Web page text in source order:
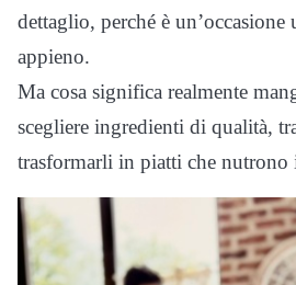
dettaglio, perché è un’occasione
appieno.
Ma cosa significa realmente
scegliere ingredienti di qualità,
trasformarli in piatti che